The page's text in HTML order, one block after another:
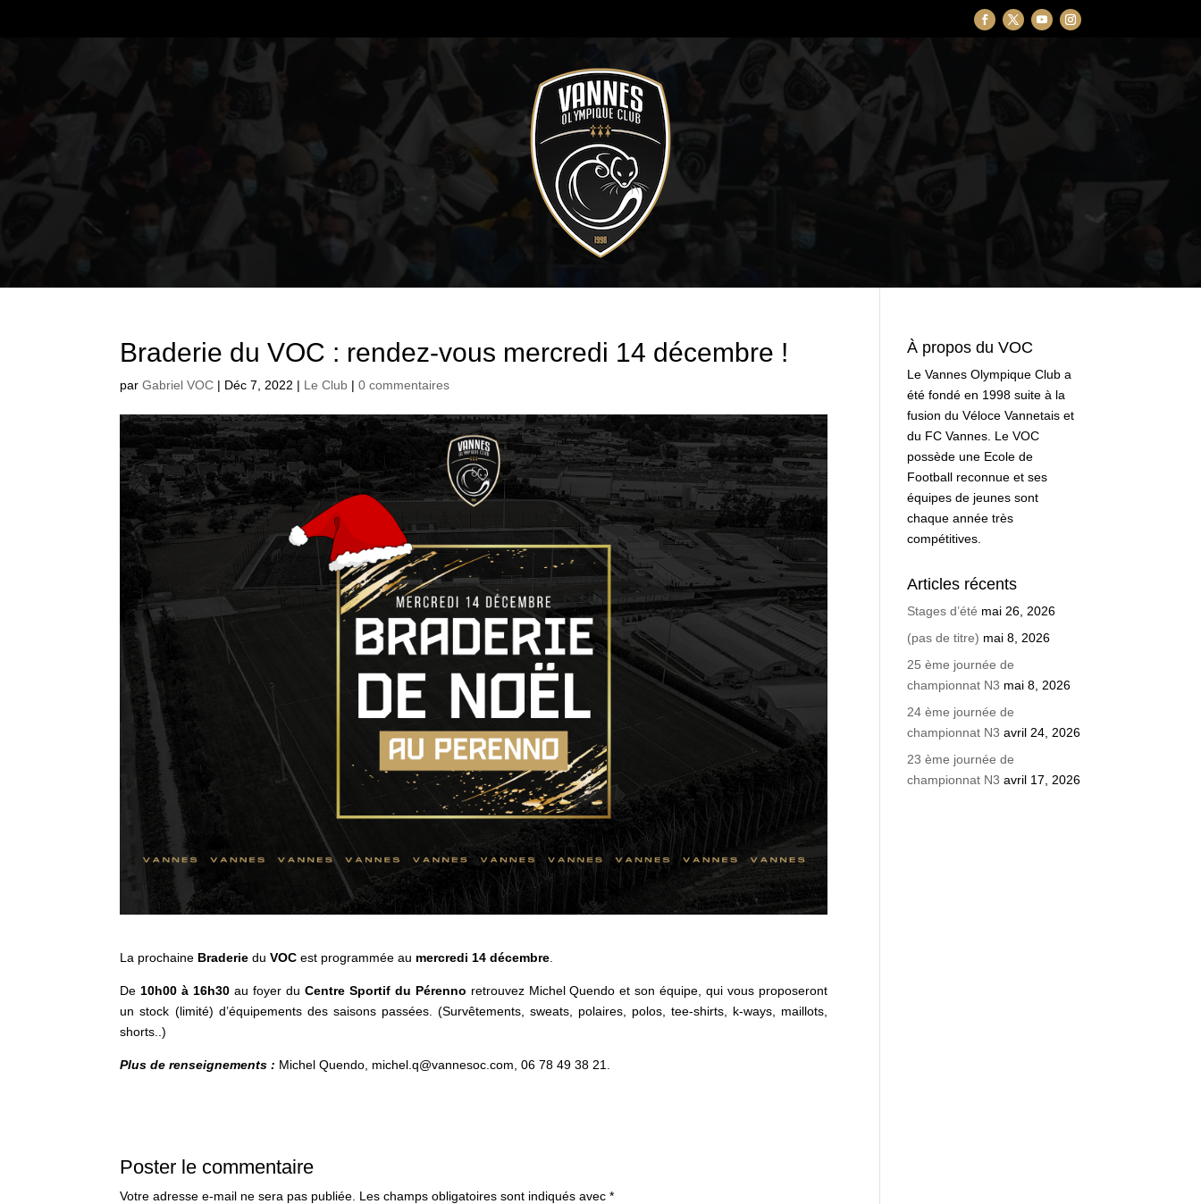
Braderie du VOC : rendez-vous mercredi 14 décembre !
parGabriel VOC | Déc 7, 2022 | Le Club |0 commentaires
La prochaine Braderie duVOC est programmée au mercredi 14 décembre
De 10h00 à 16h30 au foyer du Centre Sportif du Pérenno retrouvez Michel Quendo et son équipe, qui vous proposeront
un stock (limité) d’équipements des saisons passées. (Survêtements, sweats, polaires, polos, tee-shirts, k-ways, maillots,
shorts..)
Plus de renseignements : Michel Quendo, michel.q@vannesoc.com, 06 78 49 38 21.
Poster le commentaire
Votre adresse e-mail ne sera pas publiée. Les champs obligatoires sont indiqués avec*
À propos du VOC
Le Vannes Olympique Club a
été fondé en 1998 suite à la
fusion du Véloce Vannetais et
du FC Vannes. Le VOC
possède une Ecole de
Football reconnue et ses
équipes de jeunes sont
chaque année très
compétitives.
Articles récents
Stages d’été mai 26, 2026
(pas de titre) mai 8, 2026
25 ème journée de
championnat N3 mai 8, 2026
24 ème journée de
championnat N3 avril 24, 2026
23 ème journée de
championnat N3 avril 17, 2026